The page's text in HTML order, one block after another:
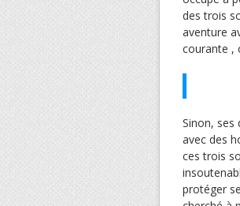
des trois
aventure
courante ,
Sinon, ses
avec des
ces trois
protéger